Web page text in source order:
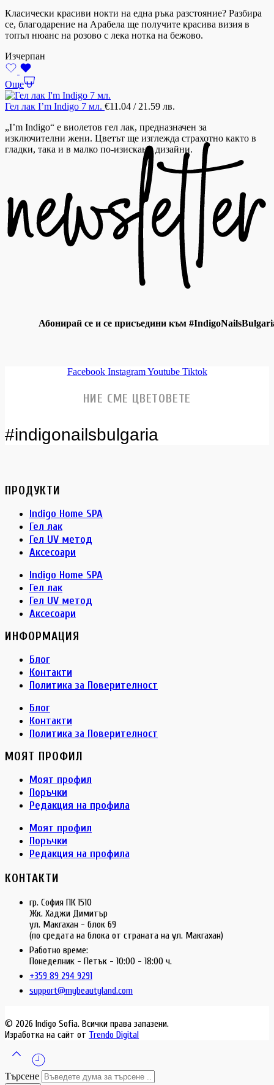
Класически красиви нокти на една ръка разстояние? Разбира
се, благодарение на Арабела ще получите красива визия в
топъл нюанс на розово с лека нотка на бежово.
Изчерпан
Още
Гел лак I’m Indigo 7 мл. €11.04 / 21.59 лв.
„I’m Indigo“ е виолетов гел лак, предназначен за
изключителни жени. Цветът ще изглежда страхотно както в
гладки, така и в малко по-изискани дизайни.
Абонирай се и се присъедини към
Facebook Instagram Youtube Tiktok
НИЕ СМЕ ЦВЕТОВЕТЕ
#indigonailsbulgaria
ПРОДУКТИ
Indigo Home SPA
Гел лак
Гел UV метод
Аксесоари
Indigo Home SPA
Гел лак
Гел UV метод
Аксесоари
ИНФОРМАЦИЯ
Блог
Контакти
Политика за Поверителност
Блог
Контакти
Политика за Поверителност
МОЯТ ПРОФИЛ
Моят профил
Поръчки
Редакция на профила
Моят профил
Поръчки
Редакция на профила
КОНТАКТИ
гр. София ПК 1510
Жк. Хаджи Димитър
ул. Макгахан - блок 69
(по средата на блока от страната на ул. Макгахан)
Работно време:
Понеделник - Петък - 10:00 - 18:00 ч.
+359 89 294 9291
support@mybeautyland.com
© 2026 Indigo Sofia. Всички права запазени.
Изработка на сайт от Trendo Digital
Търсене